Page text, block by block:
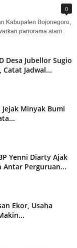
0
Kabupaten Bojonegoro,
panorama alam
Desa Jubellor Sugio
Jadwal...
Minyak Bumi
Yenni Diarty Ajak
Antar Perguruan...
Ekor, Usaha